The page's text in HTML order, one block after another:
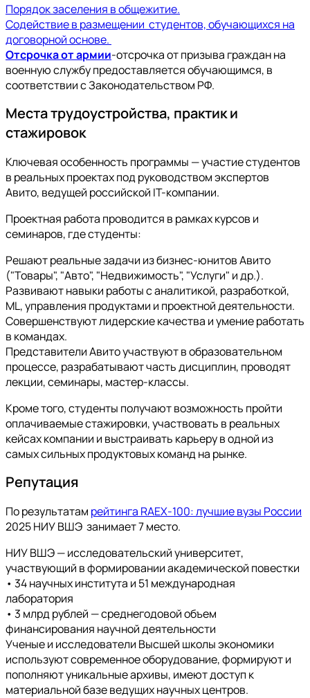
Порядок заселения в общежитие.
Содействие в размещении студентов, обучающихся на
договорной основе.
Отсрочка от армии-отсрочка от призыва граждан на
военную службу предоставляется обучающимся, в
соответствии с Законодательством РФ.
Места трудоустройства, практик и
стажировок
Ключевая особенность программы — участие студентов
в реальных проектах под руководством экспертов
Авито, ведущей российской IT-компании.
Проектная работа проводится в рамках курсов и
семинаров, где студенты:
Решают реальные задачи из бизнес-юнитов Авито
("Товары", "Авто", "Недвижимость", "Услуги" и др.).
Развивают навыки работы с аналитикой, разработкой,
ML, управления продуктами и проектной деятельности.
Совершенствуют лидерские качества и умение работать
в командах.
Представители Авито участвуют в образовательном
процессе, разрабатывают часть дисциплин, проводят
лекции, семинары, мастер-классы.
Кроме того, студенты получают возможность пройти
оплачиваемые стажировки, участвовать в реальных
кейсах компании и выстраивать карьеру в одной из
самых сильных продуктовых команд на рынке.
Репутация
По результатам рейтинга RAEX-100: лучшие вузы России
2025 НИУ ВШЭ занимает 7 место.
НИУ ВШЭ — исследовательский университет,
участвующий в формировании академической повестки
• 34 научных института и 51 международная
лаборатория
• 3 млрд рублей — среднегодовой объем
финансирования научной деятельности
Ученые и исследователи Высшей школы экономики
используют современное оборудование, формируют и
пополняют уникальные архивы, имеют доступ к
материальной базе ведущих научных центров.